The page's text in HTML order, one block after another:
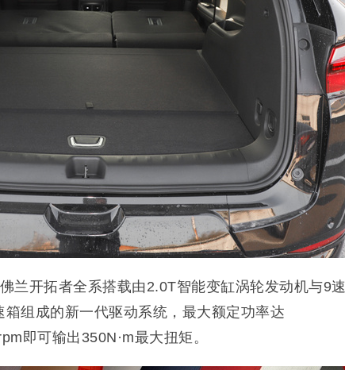
兰开拓者全系搭载由2.0T智能变缸涡轮发动机与9速
组成的新一代驱动系统，最大额定功率达
即可输出350N·m最大扭矩。